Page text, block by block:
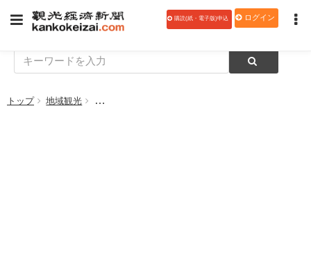
購読(紙・電子版)申込 ログイン
トップ 地域観光 環境省、「温泉熱有効活用に向けたコンシェルジュ